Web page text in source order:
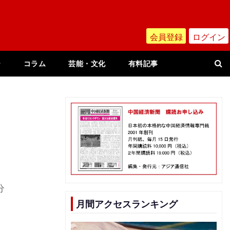
会員登録 ログイン
コラム 芸能・文化 有料記事
月間アクセスランキング